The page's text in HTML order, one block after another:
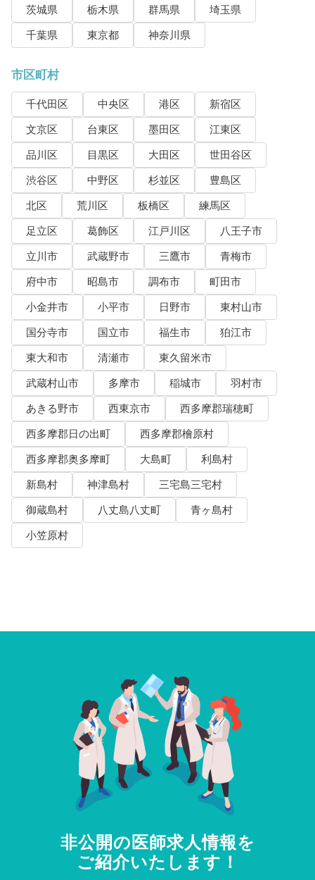
茨城県 栃木県 群馬県
埼玉県
千葉県
東京都 神奈川県
市区町村
千代田区 中央区 港区
新宿区
文京区
台東区 墨田区
江東区
品川区
目黒区 大田区
世田谷区
渋谷区
中野区 杉並区
豊島区
北区
荒川区 板橋区
練馬区
足立区
葛飾区 江戸川区
八王子市
立川市
武蔵野市 三鷹市
青梅市
府中市
昭島市 調布市
町田市
小金井市
小平市 日野市
東村山市
国分寺市
国立市 福生市
狛江市
東大和市
清瀬市
東久留米市
武蔵村山市
多摩市 稲城市
羽村市
あきる野市
西東京市
西多摩郡瑞穂町
西多摩郡日の出町
西多摩郡檜原村
西多摩郡奥多摩町
大島町
利島村
新島村
神津島村
三宅島三宅村
御蔵島村
八丈島八丈町
青ヶ島村
小笠原村
非公開の医師求人情報を
ご紹介いたします！